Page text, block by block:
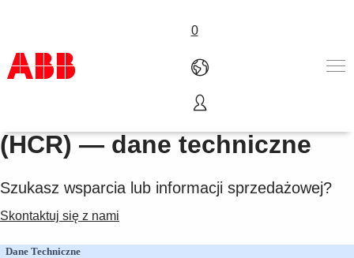
0
Produkty i rozwiązania
Branże
About us
Złóż zamówienie
Skontaktuj się z nami
Kariera
Prostowniki wysokoprądowe
(HCR) — dane techniczne
Szukasz wsparcia lub informacji sprzedażowej?
Skontaktuj się z nami
Dane Techniczne